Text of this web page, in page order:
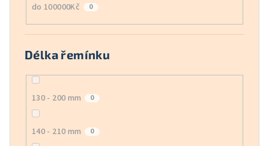
do 100000Kč 0
Délka řemínku
130 - 200 mm 0
140 - 210 mm 0